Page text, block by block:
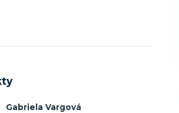
Gabriela Vargová